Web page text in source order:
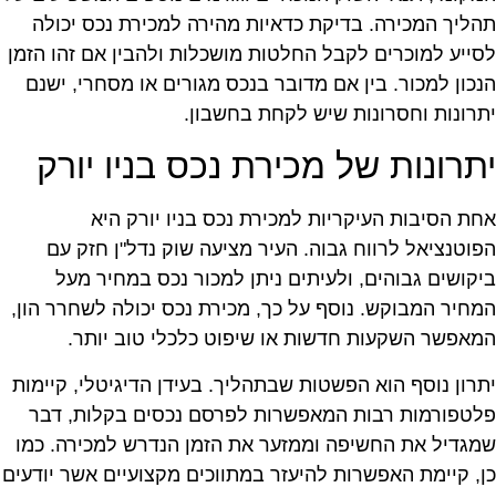
המכירה. בדיקת כדאיות מהירה למכירת נכס יכולה
למוכרים לקבל החלטות מושכלות ולהבין אם זהו הזמן
למכור. בין אם מדובר בנכס מגורים או מסחרי, ישנם
וחסרונות שיש לקחת בחשבון.
של מכירת נכס בניו יורק
הסיבות העיקריות למכירת נכס בניו יורק היא
לרווח גבוה. העיר מציעה שוק נדל"ן חזק עם
גבוהים, ולעיתים ניתן למכור נכס במחיר מעל
המבוקש. נוסף על כך, מכירת נכס יכולה לשחרר הון,
השקעות חדשות או שיפוט כלכלי טוב יותר.
נוסף הוא הפשטות שבתהליך. בעידן הדיגיטלי, קיימות
רבות המאפשרות לפרסם נכסים בקלות, דבר
את החשיפה וממזער את הזמן הנדרש למכירה. כמו
קיימת האפשרות להיעזר במתווכים מקצועיים אשר יודעים